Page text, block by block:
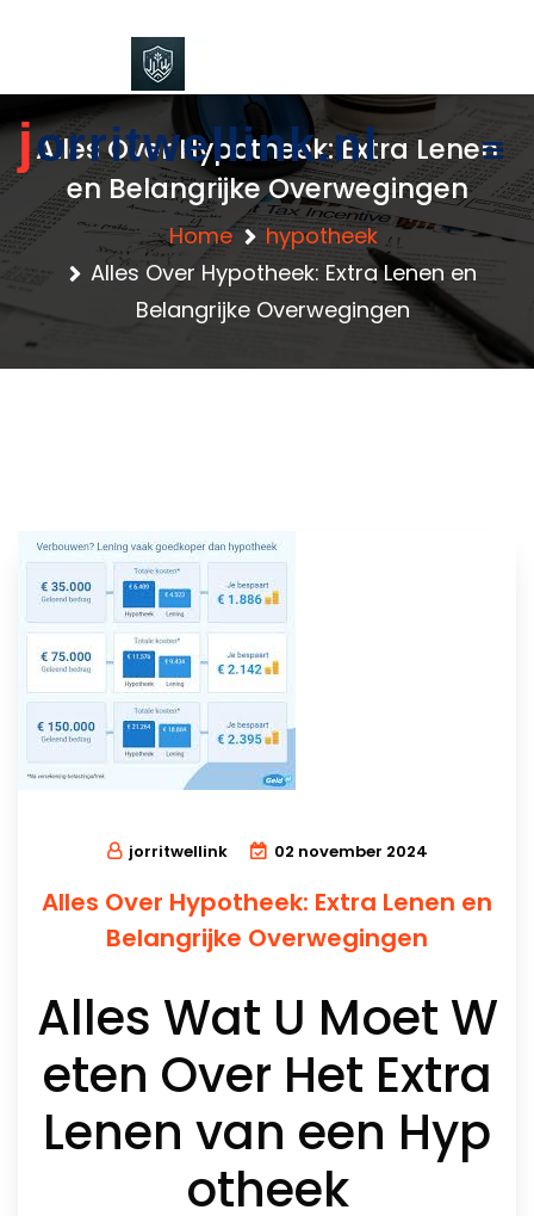
jorritwellink.nl
Alles Over Hypotheek: Extra Lenen
en Belangrijke Overwegingen
Home
hypotheek
Alles Over Hypotheek: Extra Lenen en
Belangrijke Overwegingen
jorritwellink 02 november 2024
Alles Over Hypotheek: Extra Lenen en
Belangrijke Overwegingen
Alles Wat U Moet W
eten Over Het Extra
Lenen van een Hyp
otheek